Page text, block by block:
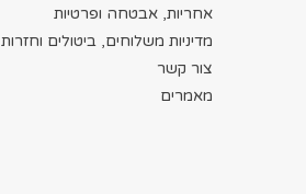
אחריות, אבטחה ופרטיות
מדיניות משלוחים, ביטולים וחזרות
צור קשר
מאמרים